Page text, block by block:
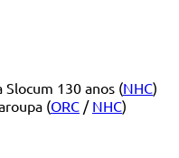
Slocum 130 anos (NHC)
(ORC / NHC)